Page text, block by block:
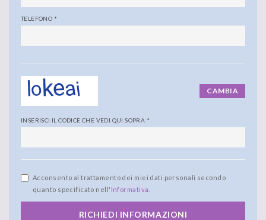
TELEFONO *
CAMBIA
INSERISCI IL CODICE CHE VEDI QUI SOPRA *
Acconsento al trattamento dei miei dati personali secondo
quanto specificato nell' Informativa
RICHIEDI INFORMAZIONI